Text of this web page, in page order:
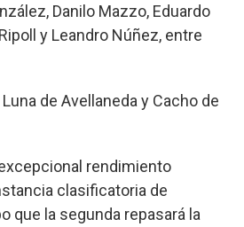
Danilo Mazzo, Eduardo
y Leandro Núñez, entre
de Avellaneda y Cacho de
rendimiento
clasificatoria de
que la segunda repasará la